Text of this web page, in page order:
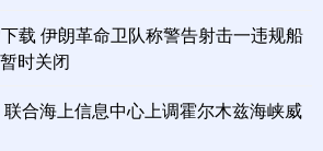
载 伊朗革命卫队称警告射击一违规船
时关闭
合海上信息中心上调霍尔木兹海峡威